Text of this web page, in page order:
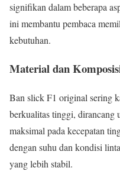
signifikan dalam beberapa
ini membantu pembaca
kebutuhan.
Material dan
Ban slick F1 original sering
berkualitas tinggi, dirancang
maksimal pada kecepatan
dengan suhu dan kondisi
yang lebih stabil.